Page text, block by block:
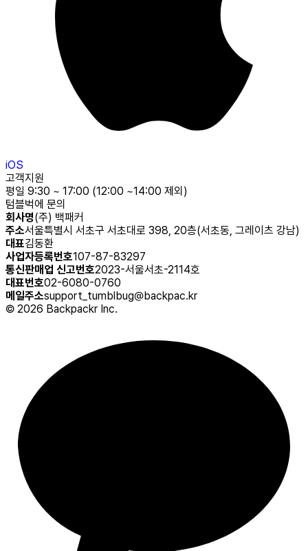
iOS
고객지원
평일 9:30 ~ 17:00 (12:00 ~14:00 제외)
텀블벅에 문의
회사명(주) 백패커
주소서울특별시 서초구 서초대로 398, 20층(서초동, 그레이츠 강남)
대표김동환
사업자등록번호107-87-83297
통신판매업 신고번호2023-서울서초-2114호
대표번호02-6080-0760
메일주소support_tumblbug@backpac.kr
© 2026 Backpackr Inc.